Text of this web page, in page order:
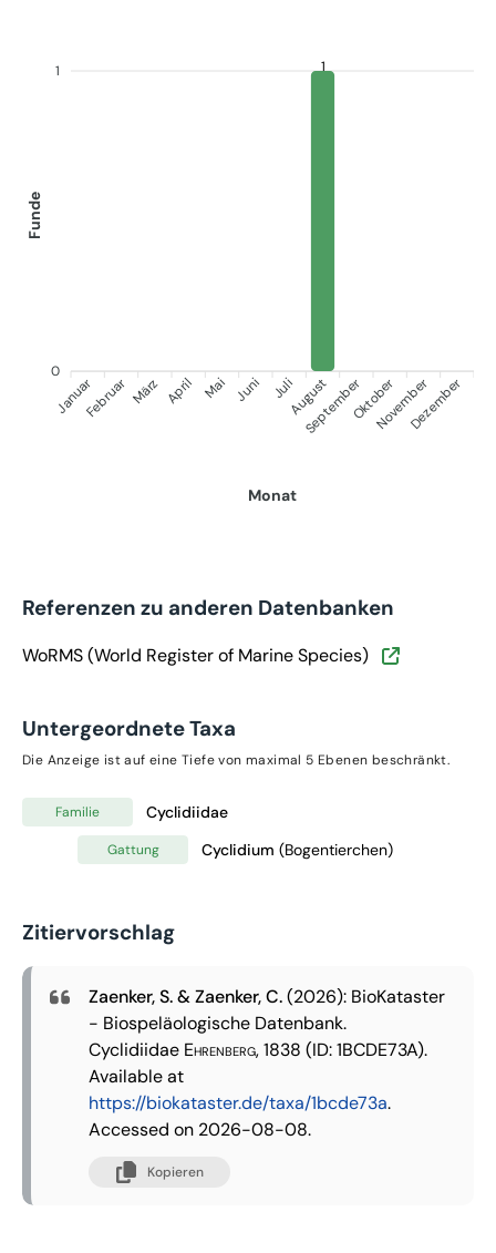
1
0
Funde
1
JanuarFebruar März April Mai Juni JuliAugust
SeptemberOktoberNovemberDezember
Monat
Referenzen zu anderen Datenbanken
WoRMS (World Register of Marine Species)
Untergeordnete Taxa
Die Anzeige ist auf eine Tiefe von maximal 5 Ebenen beschränkt.
Familie Cyclidiidae
Gattung Cyclidium (Bogentierchen)
Zitiervorschlag
Zaenker, S. & Zaenker, C.(2026): BioKataster
- Biospeläologische Datenbank.
Cyclidiidae Ehrenberg, 1838 (ID: 1BCDE73A).
Available at
https://biokataster.de/taxa/1bcde73a.
Accessed on 2026-08-08.
Kopieren